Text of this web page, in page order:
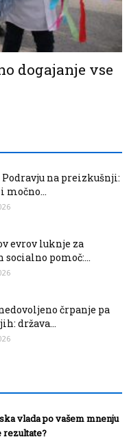
dogajanje vse
na preizkušnji:
močno...
evrov luknje za
pomoč:...
črpanje pa
država...
vlada po vašem mnenju
rezultate?